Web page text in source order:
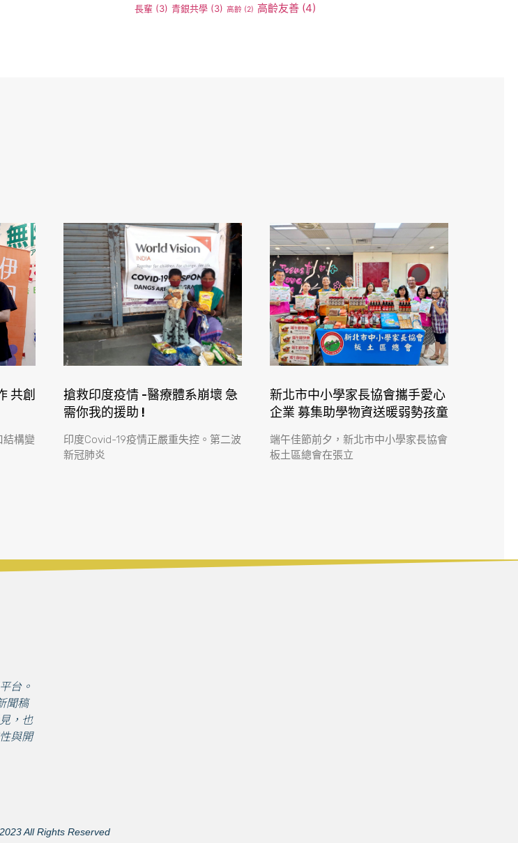
長輩 (3) 青銀共學 (3) 高齡 (2) 高齡友善 (4)
共創
結構變
搶救印度疫情 -醫療體系崩壞 急
需你我的援助 !
印度Covid-19疫情正嚴重失控。第二波
新冠肺炎
新北市中小學家長協會攜手愛心
企業 募集助學物資送暖弱勢孩童
端午佳節前夕，新北市中小學家長協會
板土區總會在張立
台。
聞稿
，也
與開
All Rights Reserved